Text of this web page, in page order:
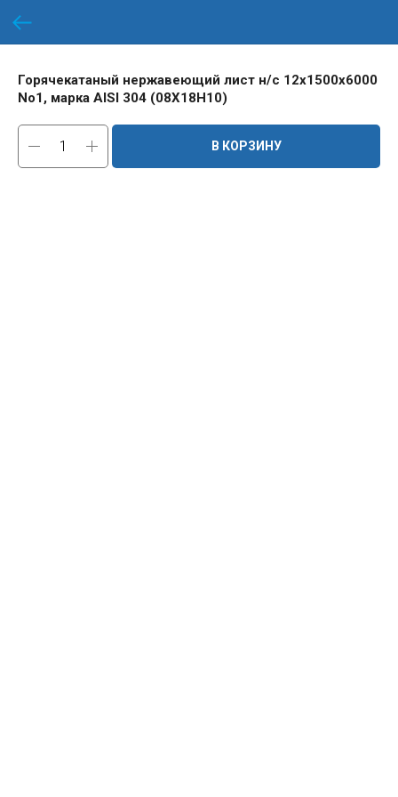
Горячекатаный нержавеющий лист н/с 12х1500х6000
No1, марка AISI 304 (08Х18Н10)
В КОРЗИНУ